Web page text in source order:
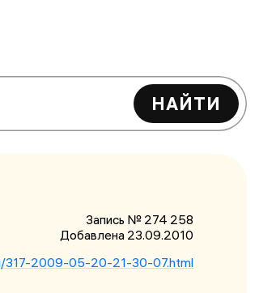
НАЙТИ
Запись № 274 258
Добавлена 23.09.2010
317-2009-05-20-21-30-07.html